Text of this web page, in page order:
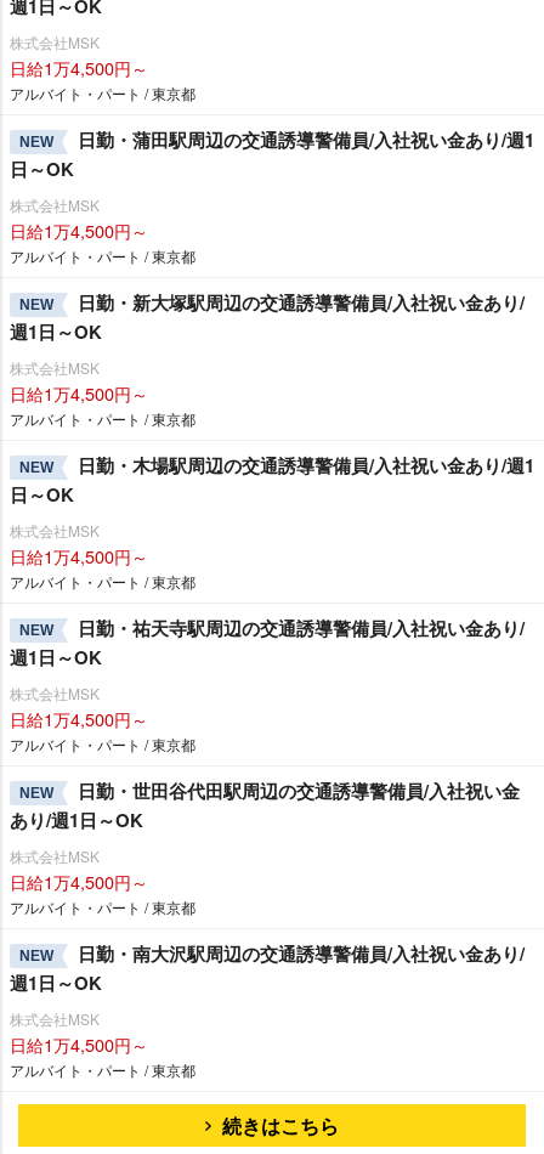
週1日～OK
株式会社MSK
日給1万4,500円～
アルバイト・パート / 東京都
NEW
日勤・蒲田駅周辺の交通誘導警備員/入社祝い金あり/週1
日～OK
株式会社MSK
日給1万4,500円～
アルバイト・パート / 東京都
NEW
日勤・新大塚駅周辺の交通誘導警備員/入社祝い金あり/
週1日～OK
株式会社MSK
日給1万4,500円～
アルバイト・パート / 東京都
NEW
日勤・木場駅周辺の交通誘導警備員/入社祝い金あり/週1
日～OK
株式会社MSK
日給1万4,500円～
アルバイト・パート / 東京都
NEW
日勤・祐天寺駅周辺の交通誘導警備員/入社祝い金あり/
週1日～OK
株式会社MSK
日給1万4,500円～
アルバイト・パート / 東京都
NEW
日勤・世田谷代田駅周辺の交通誘導警備員/入社祝い金
あり/週1日～OK
株式会社MSK
日給1万4,500円～
アルバイト・パート / 東京都
NEW
日勤・南大沢駅周辺の交通誘導警備員/入社祝い金あり/
週1日～OK
株式会社MSK
日給1万4,500円～
アルバイト・パート / 東京都
続きはこちら